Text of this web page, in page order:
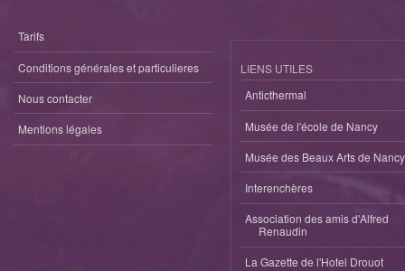
Tarifs
Conditions générales et particulieres
Nous contacter
Mentions légales
LIENS UTILES
Anticthermal
Musée de l'école de Nancy
Musée des Beaux Arts de Nancy
Interenchères
Association des amis d'Alfred
Renaudin
La Gazette de l'Hotel Drouot